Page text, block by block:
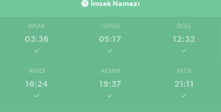
İmsak Namazı
İMSAK
03:36
GÜNEŞ
05:17
ÖĞLE
12:32
İKINDI
16:24
AKŞAM
19:37
YATSI
21:11